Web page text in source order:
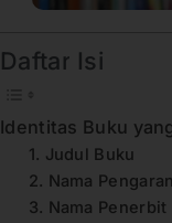
Daftar Isi
Identitas Buku
1. Judul Buku
2. Nama
3. Nama Penerbit